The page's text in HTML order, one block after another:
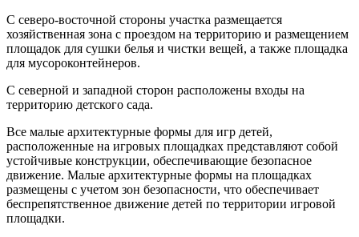
С северо-восточной стороны участка размещается
хозяйственная зона с проездом на территорию и размещением
площадок для сушки белья и чистки вещей, а также площадка
для мусороконтейнеров.
С северной и западной сторон расположены входы на
территорию детского сада.
Все малые архитектурные формы для игр детей,
расположенные на игровых площадках представляют собой
устойчивые конструкции, обеспечивающие безопасное
движение. Малые архитектурные формы на площадках
размещены с учетом зон безопасности, что обеспечивает
беспрепятственное движение детей по территории игровой
площадки.